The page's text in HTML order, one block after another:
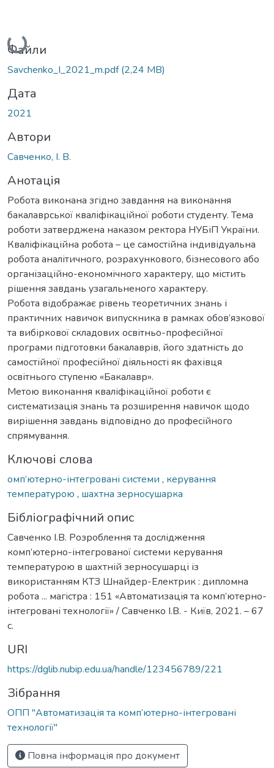
Вантажиться...
Файли
Savchenko_I_2021_m.pdf(2,24 MB)
Дата
2021
Автори
Савченко, І. В.
Анотація
Робота виконана згідно завдання на виконання
бакалаврської кваліфікаційної роботи студенту. Тема
роботи затверджена наказом ректора НУБіП України.
Кваліфікаційна робота – це самостійна індивідуальна
робота аналітичного, розрахункового, бізнесового або
організаційно-економічного характеру, що містить
рішення завдань узагальненого характеру.
Робота відображає рівень теоретичних знань і
практичних навичок випускника в рамках обов’язкової
та вибіркової складових освітньо-професійної
програми підготовки бакалаврів, його здатність до
самостійної професійної діяльності як фахівця
освітнього ступеню «Бакалавр».
Метою виконання кваліфікаційної роботи є
систематизація знань та розширення навичок щодо
вирішення завдань відповідно до професійного
спрямування.
Ключові слова
омп’ютерно-інтегровані системи , керування
температурою , шахтна зерносушарка
Бібліографічний опис
Савченко І.В. Розроблення та дослідження
комп’ютерно-інтегрованої системи керування
температурою в шахтній зерносушарці із
використанням КТЗ Шнайдер-Електрик : дипломна
робота ... магістра : 151 «Автоматизація та комп’ютерно-
інтегровані технології» / Савченко І.В. - Київ, 2021. – 67
с.
URI
https://dglib.nubip.edu.ua/handle/123456789/221
Зібрання
ОПП "Автоматизація та комп’ютерно-інтегровані
технології"
Повна інформація про документ